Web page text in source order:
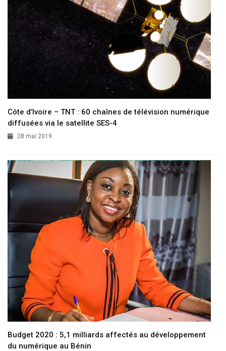
Côte d’Ivoire – TNT : 60 chaînes de télévision numérique
diffusées via le satellite SES-4
28 mai 2019
Budget 2020 : 5,1 milliards affectés au développement
du numérique au Bénin